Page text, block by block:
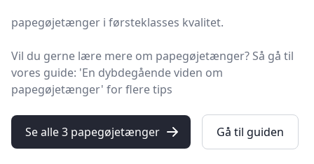
papegøjetænger i førsteklasses kvalitet.
Vil du gerne lære mere om papegøjetænger? Så gå til
vores guide: 'En dybdegående viden om
papegøjetænger' for flere tips
Se alle 3 papegøjetænger Gå til guiden